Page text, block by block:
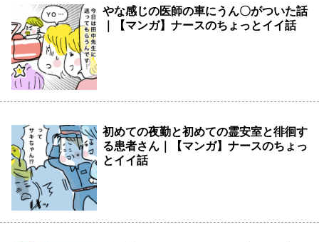
やな感じの医師の車にうん〇がついた話
｜【マンガ】ナースのちょっとイイ話
初めての夜勤と初めての霊安室と徘徊す
る患者さん｜【マンガ】ナースのちょっ
とイイ話